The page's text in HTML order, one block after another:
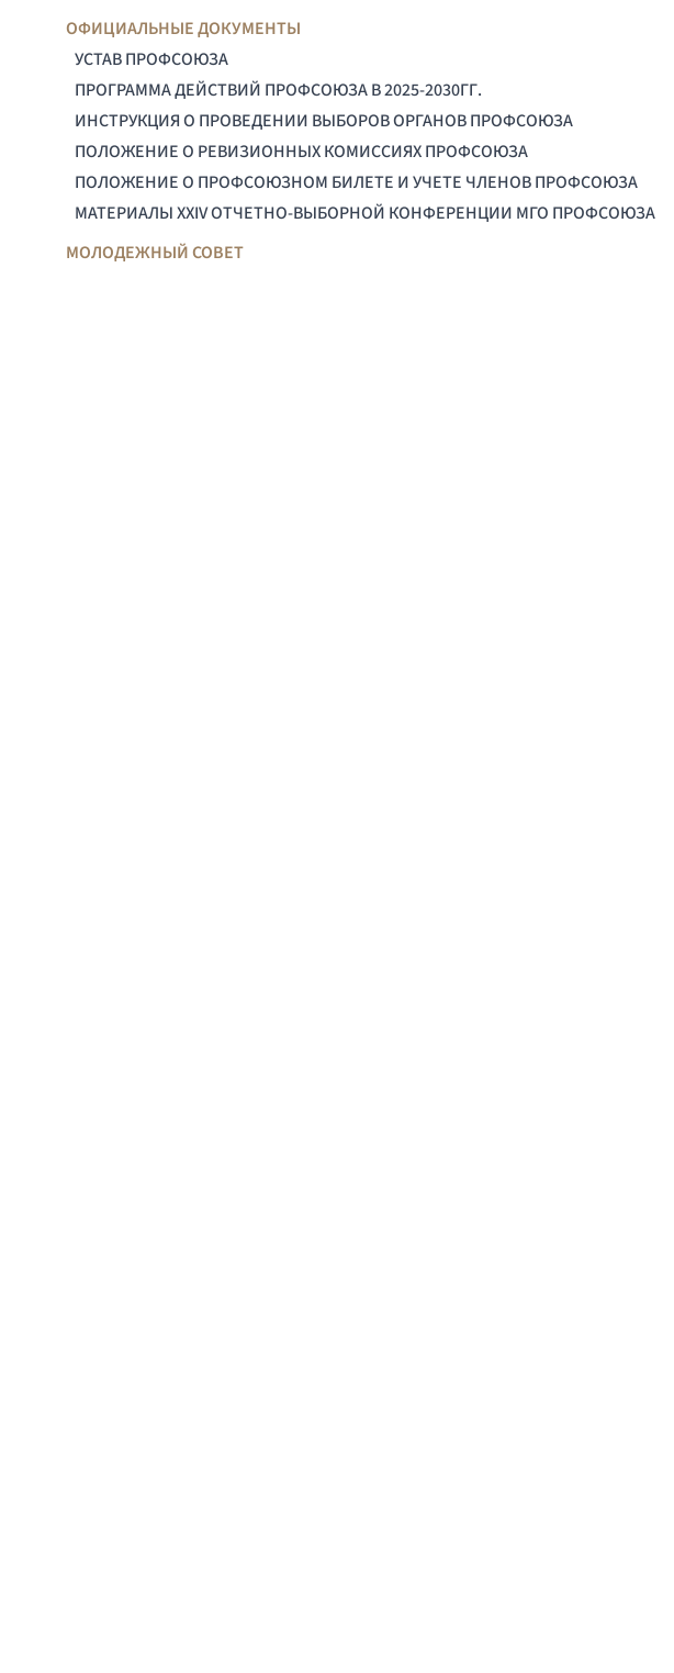
ОФИЦИАЛЬНЫЕ ДОКУМЕНТЫ
УСТАВ ПРОФСОЮЗА
ПРОГРАММА ДЕЙСТВИЙ ПРОФСОЮЗА В 2025-2030ГГ.
ИНСТРУКЦИЯ О ПРОВЕДЕНИИ ВЫБОРОВ ОРГАНОВ ПРОФСОЮЗА
ПОЛОЖЕНИЕ О РЕВИЗИОННЫХ КОМИССИЯХ ПРОФСОЮЗА
ПОЛОЖЕНИЕ О ПРОФСОЮЗНОМ БИЛЕТЕ И УЧЕТЕ ЧЛЕНОВ ПРОФСОЮЗА
МАТЕРИАЛЫ XXIV ОТЧЕТНО-ВЫБОРНОЙ КОНФЕРЕНЦИИ МГО ПРОФСОЮЗА
МОЛОДЕЖНЫЙ СОВЕТ